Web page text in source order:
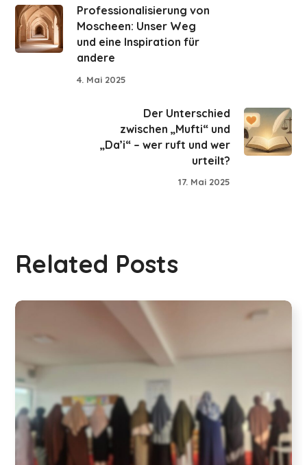
Professionalisierung von
Moscheen: Unser Weg
und eine Inspiration für
andere
4. Mai 2025
Der Unterschied
zwischen „Mufti“ und
„Da’i“ – wer ruft und wer
urteilt?
17. Mai 2025
Related Posts